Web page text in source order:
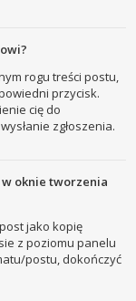
rogu treści postu,
przycisk.
cię do
zgłoszenia.
oknie tworzenia
jako kopię
z poziomu panelu
postu, dokończyć